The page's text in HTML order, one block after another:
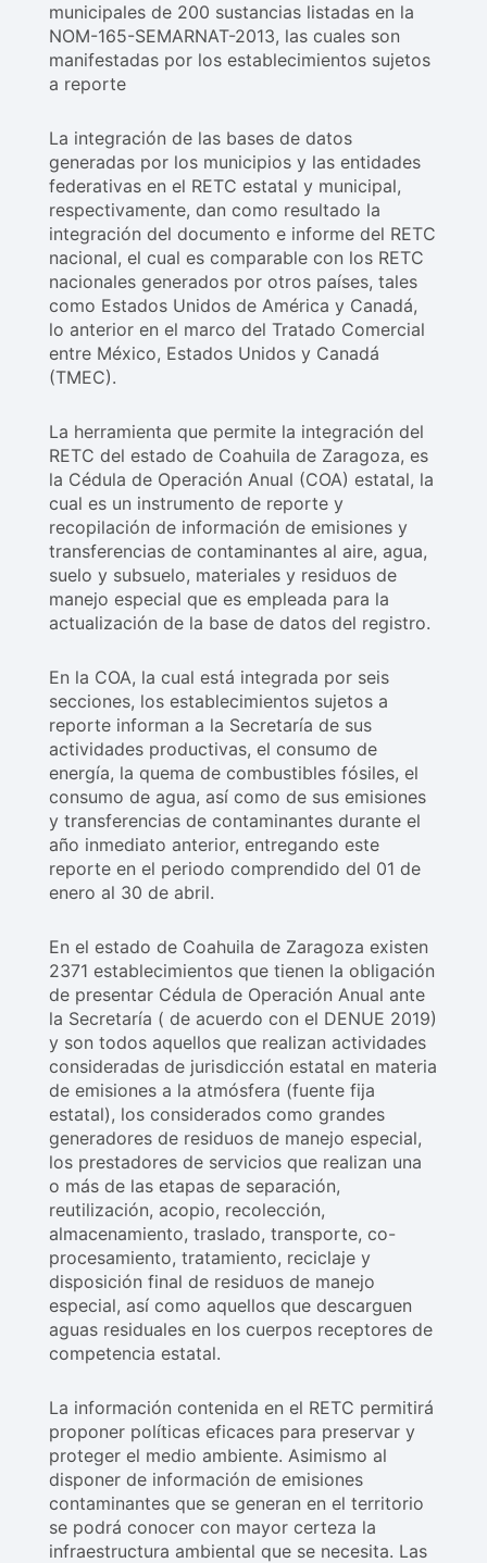
municipales de 200 sustancias listadas en la
NOM-165-SEMARNAT-2013, las cuales son
manifestadas por los establecimientos sujetos
a reporte
La integración de las bases de datos
generadas por los municipios y las entidades
federativas en el RETC estatal y municipal,
respectivamente, dan como resultado la
integración del documento e informe del RETC
nacional, el cual es comparable con los RETC
nacionales generados por otros países, tales
como Estados Unidos de América y Canadá,
lo anterior en el marco del Tratado Comercial
entre México, Estados Unidos y Canadá
(TMEC).
La herramienta que permite la integración del
RETC del estado de Coahuila de Zaragoza, es
la Cédula de Operación Anual (COA) estatal, la
cual es un instrumento de reporte y
recopilación de información de emisiones y
transferencias de contaminantes al aire, agua,
suelo y subsuelo, materiales y residuos de
manejo especial que es empleada para la
actualización de la base de datos del registro.
En la COA, la cual está integrada por seis
secciones, los establecimientos sujetos a
reporte informan a la Secretaría de sus
actividades productivas, el consumo de
energía, la quema de combustibles fósiles, el
consumo de agua, así como de sus emisiones
y transferencias de contaminantes durante el
año inmediato anterior, entregando este
reporte en el periodo comprendido del 01 de
enero al 30 de abril.
En el estado de Coahuila de Zaragoza existen
2371 establecimientos que tienen la obligación
de presentar Cédula de Operación Anual ante
la Secretaría ( de acuerdo con el DENUE 2019)
y son todos aquellos que realizan actividades
consideradas de jurisdicción estatal en materia
de emisiones a la atmósfera (fuente fija
estatal), los considerados como grandes
generadores de residuos de manejo especial,
los prestadores de servicios que realizan una
o más de las etapas de separación,
reutilización, acopio, recolección,
almacenamiento, traslado, transporte, co-
procesamiento, tratamiento, reciclaje y
disposición final de residuos de manejo
especial, así como aquellos que descarguen
aguas residuales en los cuerpos receptores de
competencia estatal.
La información contenida en el RETC permitirá
proponer políticas eficaces para preservar y
proteger el medio ambiente. Asimismo al
disponer de información de emisiones
contaminantes que se generan en el territorio
se podrá conocer con mayor certeza la
infraestructura ambiental que se necesita. Las